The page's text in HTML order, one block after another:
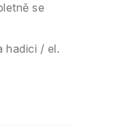
se
hadici / el.